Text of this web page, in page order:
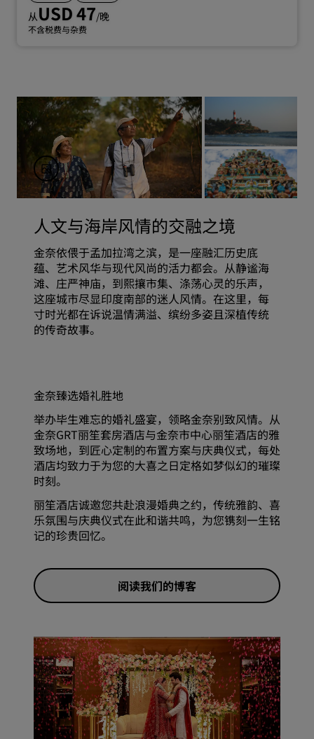
从USD 47/晚
不含税费与杂费
人文与海岸风情的交融之境
金奈依偎于孟加拉湾之滨，是一座融汇历史底
蕴、艺术风华与现代风尚的活力都会。从静谧海
滩、庄严神庙，到熙攘市集、涤荡心灵的乐声，
这座城市尽显印度南部的迷人风情。在这里，每
寸时光都在诉说温情满溢、缤纷多姿且深植传统
的传奇故事。
金奈臻选婚礼胜地
举办毕生难忘的婚礼盛宴，领略金奈别致风情。从
金奈GRT丽笙套房酒店与金奈市中心丽笙酒店的雅
致场地，到匠心定制的布置方案与庆典仪式，每处
酒店均致力于为您的大喜之日定格如梦似幻的璀璨
时刻。
丽笙酒店诚邀您共赴浪漫婚典之约，传统雅韵、喜
乐氛围与庆典仪式在此和谐共鸣，为您镌刻一生铭
记的珍贵回忆。
阅读我们的博客